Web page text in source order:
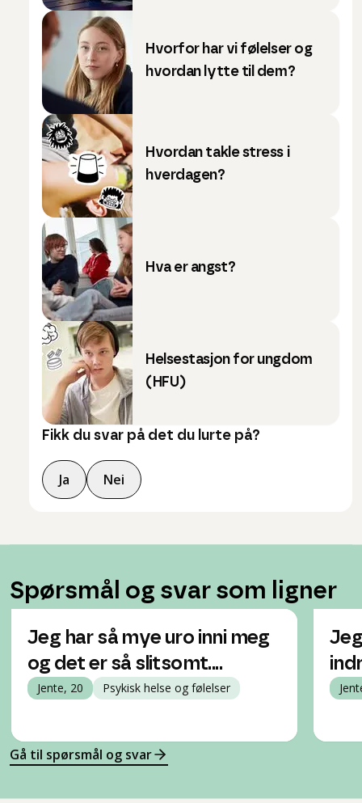
Hvorfor har vi følelser og
hvordan lytte til dem?
Hvordan takle stress i
hverdagen?
Hva er angst?
Helsestasjon for ungdom
(HFU)
Fikk du svar på det du lurte på?
Ja Nei
Spørsmål og svar som ligner
Jeg har så mye uro inni meg
og det er så slitsomt....
Jente, 20 Psykisk helse og følelser
Gå til spørsmål og svar